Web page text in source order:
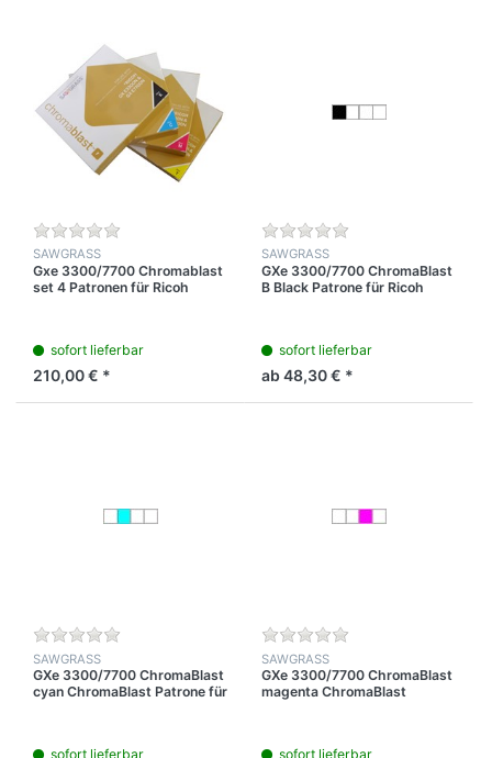
SAWGRASS
Gxe 3300/7700 Chromablast
set 4 Patronen für Ricoh
sofort lieferbar
210,00 € *
SAWGRASS
GXe 3300/7700 ChromaBlast
B Black Patrone für Ricoh
sofort lieferbar
ab 48,30 € *
SAWGRASS
GXe 3300/7700 ChromaBlast
cyan ChromaBlast Patrone für
sofort lieferbar
SAWGRASS
GXe 3300/7700 ChromaBlast
magenta ChromaBlast
sofort lieferbar